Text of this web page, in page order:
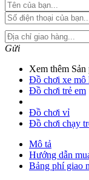
Gửi
Xem thêm
Đồ chơi xe mô
Đồ chơi trẻ em
Đồ chơi vỉ
Đồ chơi chạy
Mô tả
Hướng dẫn
Bảng phí giao